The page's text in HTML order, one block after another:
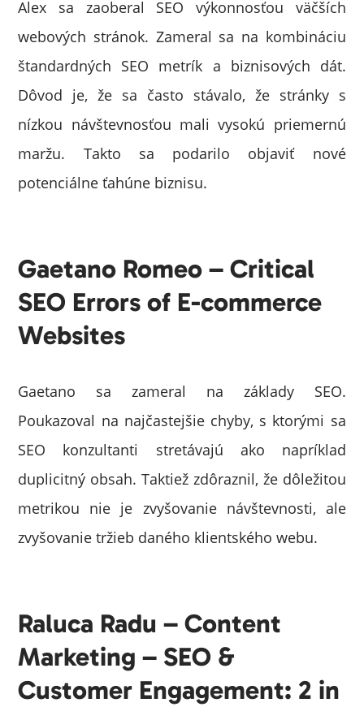
Alex sa zaoberal SEO výkonnosťou väčších
webových stránok. Zameral sa na kombináciu
štandardných SEO metrík a biznisových dát.
Dôvod je, že sa často stávalo, že stránky s
nízkou návštevnosťou mali vysokú priemernú
maržu. Takto sa podarilo objaviť nové
potenciálne ťahúne biznisu.
Gaetano Romeo – Critical
SEO Errors of E-commerce
Websites
Gaetano sa zameral na základy SEO.
Poukazoval na najčastejšie chyby, s ktorými sa
SEO konzultanti stretávajú ako napríklad
duplicitný obsah. Taktiež zdôraznil, že dôležitou
metrikou nie je zvyšovanie návštevnosti, ale
zvyšovanie tržieb daného klientského webu.
Raluca Radu – Content
Marketing – SEO &
Customer Engagement: 2 in